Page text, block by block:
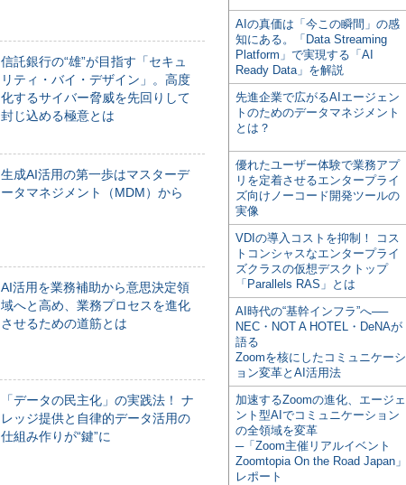
信託銀行の“雄”が目指す「セキュ
リティ・バイ・デザイン」。高度
化するサイバー脅威を先回りして
封じ込める極意とは
生成AI活用の第一歩はマスターデ
ータマネジメント（MDM）から
AI活用を業務補助から意思決定領
域へと高め、業務プロセスを進化
させるための道筋とは
「データの民主化」の実践法！ ナ
レッジ提供と自律的データ活用の
仕組み作りが“鍵”に
AIの真価は「今この瞬間」の感
知にある。「Data Streaming
Platform」で実現する「AI
Ready Data」を解説
先進企業で広がるAIエージェン
トのためのデータマネジメント
とは？
優れたユーザー体験で業務アプ
リを定着させるエンタープライ
ズ向けノーコード開発ツールの
実像
VDIの導入コストを抑制！ コス
トコンシャスなエンタープライ
ズクラスの仮想デスクトップ
「Parallels RAS」とは
AI時代の“基幹インフラ”へ──
NEC・NOT A HOTEL・DeNAが
語る
Zoomを核にしたコミュニケーシ
ョン変革とAI活用法
加速するZoomの進化、エージェ
ント型AIでコミュニケーション
の全領域を変革
─「Zoom主催リアルイベント
Zoomtopia On the Road Japan」
レポート